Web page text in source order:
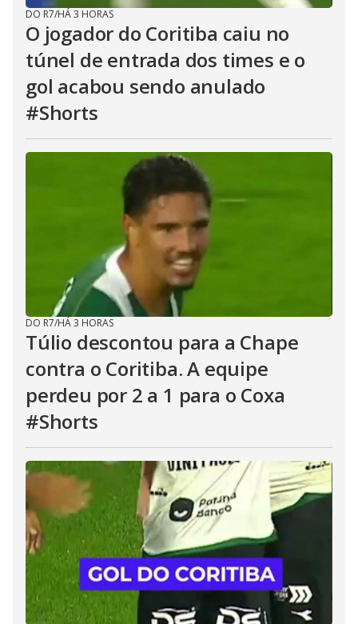
DO R7/HÁ 3 HORAS
O jogador do Coritiba caiu no
túnel de entrada dos times e o
gol acabou sendo anulado
#Shorts
DO R7/HÁ 3 HORAS
Túlio descontou para a Chape
contra o Coritiba. A equipe
perdeu por 2 a 1 para o Coxa
#Shorts